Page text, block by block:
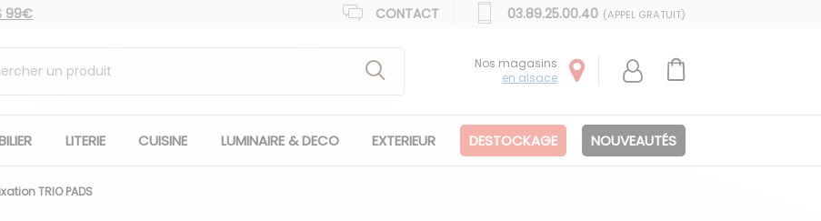
99€ CONTACT 03.89.25.00.40 (APPEL GRATUIT)
Nos magasins
en alsace
LITERIE CUISINE LUMINAIRE & DECO EXTERIEUR DESTOCKAGE NOUVEAUTÉS
TRIO PADS